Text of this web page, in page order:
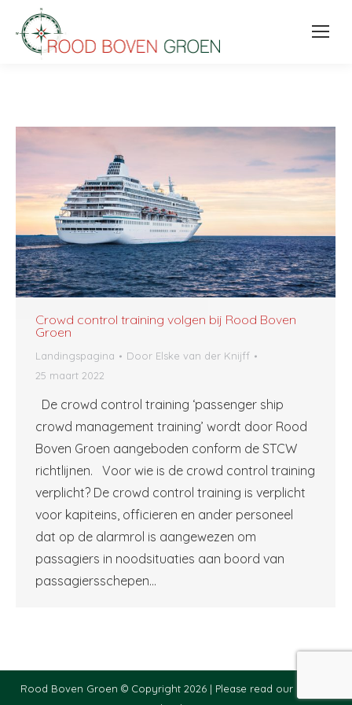
Crowd control training volgen bij Rood Boven
Groen
Landingspagina Door Elske van der Knijff
25 maart 2022
De crowd control training ‘passenger ship
crowd management training’ wordt door Rood
Boven Groen aangeboden conform de STCW
richtlijnen. Voor wie is de crowd control training
verplicht? De crowd control training is verplicht
voor kapiteins, officieren en ander personeel
dat op de alarmrol is aangewezen om
passagiers in noodsituaties aan boord van
passagiersschepen…
Rood Boven Groen © Copyright 2026 | Please read our privacy